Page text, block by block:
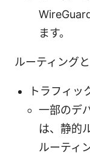
ます。
ルーティング
トラフィッ
一部のデ
は、静的
ルーティ